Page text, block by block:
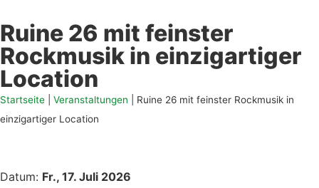
Ruine 26 mit feinster
Rockmusik in einzigartiger
Location
Startseite Veranstaltungen
Ruine 26 mit feinster Rockmusik in
einzigartiger Location
Datum: Fr., 17. Juli 2026